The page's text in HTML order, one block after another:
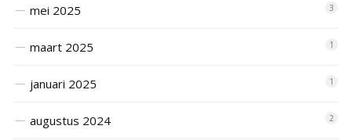
mei 2025 3
maart 2025 1
januari 2025 1
augustus 2024 2